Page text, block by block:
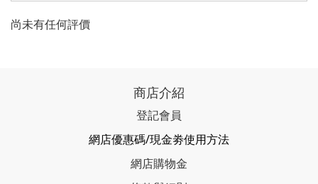
尚未有任何評價
商店介紹
登記會員
網店優惠碼/現金劵使用方法
網店購物金